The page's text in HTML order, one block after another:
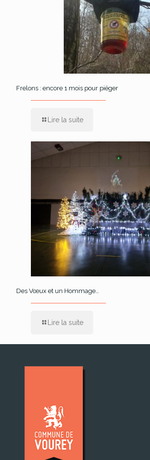
Frelons : encore 1 mois pour piéger
Lire la suite
Des Vœux et un Hommage…
Lire la suite